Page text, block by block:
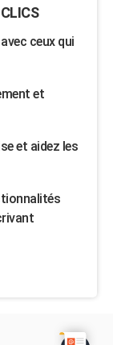
ceux qui
et
et aidez les